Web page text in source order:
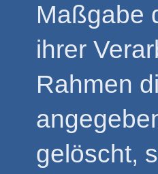
Maßgabe
ihrer
Rahmen
gelöscht,